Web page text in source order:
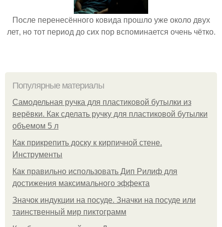
После перенесённого ковида прошло уже около двух
лет, но тот период до сих пор вспоминается очень чётко.
Популярные материалы
Самодельная ручка для пластиковой бутылки из
верёвки. Как сделать ручку для пластиковой бутылки
объемом 5 л
Как прикрепить доску к кирпичной стене.
Инструменты
Как правильно использовать Дип Рилиф для
достижения максимального эффекта
Значок индукции на посуде. Значки на посуде или
таинственный мир пиктограмм